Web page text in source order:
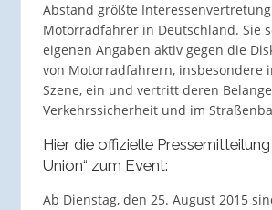
Abstand größte
Motorradfahrer in Deutschland. Sie
eigenen Angaben aktiv gegen die
von Motorradfahrern, insbesondere
Szene, ein und vertritt deren
Verkehrssicherheit und im
Hier die offizielle
Union“ zum Event:
Ab Dienstag, den 25. August 2015